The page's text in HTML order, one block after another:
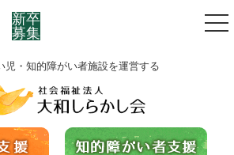
新卒
募集
児・知的障がい者施設を運営する